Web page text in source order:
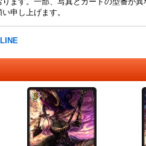
申し上げます。